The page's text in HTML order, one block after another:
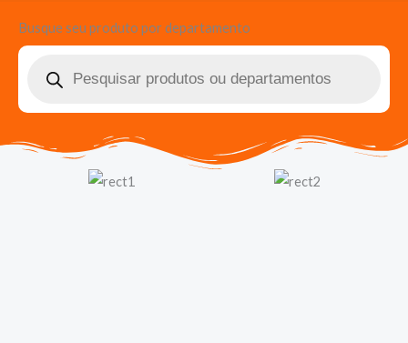
Busque seu produto por departamento
Pesquisar